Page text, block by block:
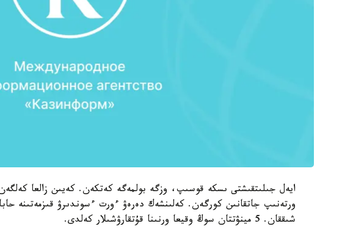
ايەل جىلىتقىشتى ىسكە قوسىپ، وزگە بولمەگە كەتكەن. كەيىن زالعا
ورتەنىپ جاتقانىن كورگەن. كەلىنشەك دەرەۋ ءورت ءسوندىرۋ قىزمەتىنە
شىققان. 5 مينۋتتان سوڭ وقيعا ورنىنا قۇتقارۋشىلار كەلدى.